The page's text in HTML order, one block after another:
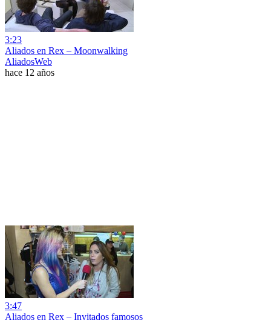
3:23
Aliados en Rex – Moonwalking
AliadosWeb
hace 12 años
3:47
Aliados en Rex – Invitados famosos